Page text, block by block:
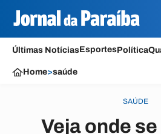
Últimas NotíciasEsportesPolítica
Home>saúde
SAÚDE
Veja onde